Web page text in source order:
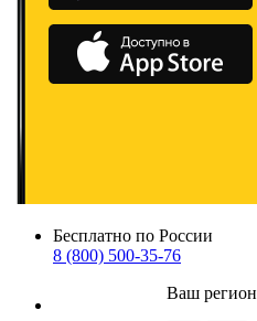
Бесплатно по России
8 (800) 500-35-76
Ваш регион